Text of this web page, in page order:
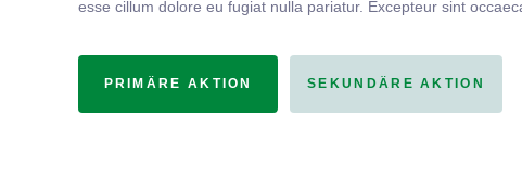
esse cillum dolore eu fugiat nulla pariatur. Excepteur sint
PRIMÄRE AKTION SEKUNDÄRE AKTION